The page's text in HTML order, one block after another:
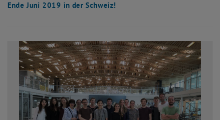
Ende Juni 2019 in der Schweiz!